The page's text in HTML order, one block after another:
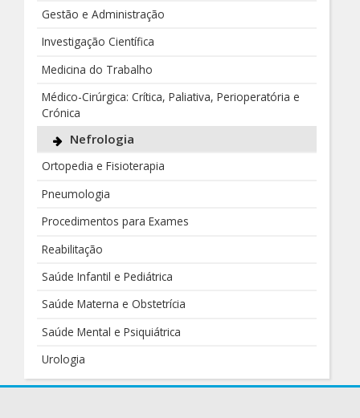
Gestão e Administração
Investigação Científica
Medicina do Trabalho
Médico-Cirúrgica: Crítica, Paliativa, Perioperatória e
Crónica
Nefrologia
Ortopedia e Fisioterapia
Pneumologia
Procedimentos para Exames
Reabilitação
Saúde Infantil e Pediátrica
Saúde Materna e Obstetrícia
Saúde Mental e Psiquiátrica
Urologia